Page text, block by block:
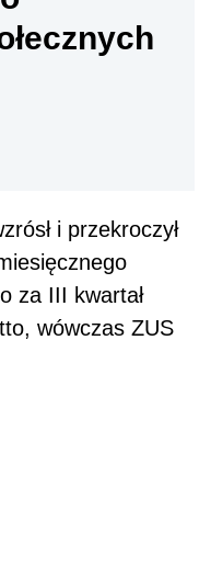
i przekroczył
za III kwartał
wówczas ZUS